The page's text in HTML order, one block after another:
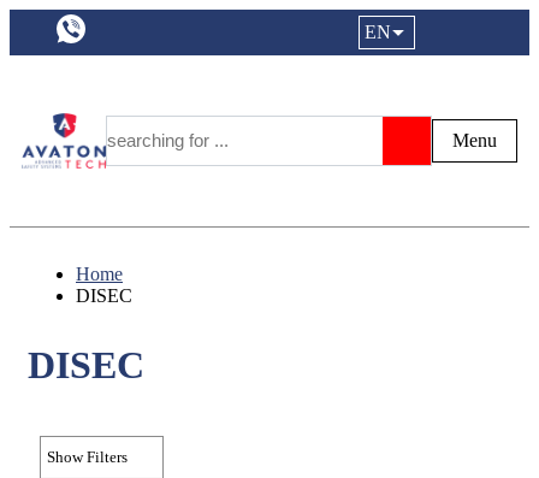
a11y.languageSelection:
EN
Menu
Search
Home
DISEC
DISEC
Show Filters